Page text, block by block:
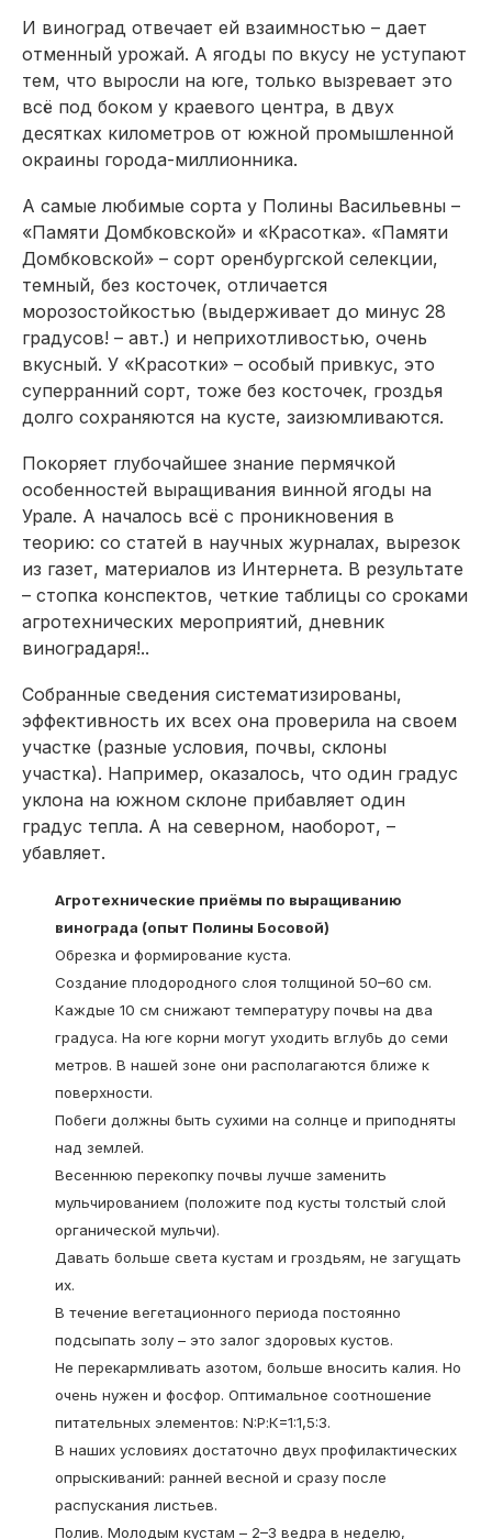
И виноград отвечает ей взаимностью – дает
отменный урожай. А ягоды по вкусу не уступают
тем, что выросли на юге, только вызревает это
всё под боком у краевого центра, в двух
десятках километров от южной промышленной
окраины города-миллионника.
А самые любимые сорта у Полины Васильевны –
«Памяти Домбковской» и «Красотка». «Памяти
Домбковской» – сорт оренбургской селекции,
темный, без косточек, отличается
морозостойкостью (выдерживает до минус 28
градусов! – авт.) и неприхотливостью, очень
вкусный. У «Красотки» – особый привкус, это
суперранний сорт, тоже без косточек, гроздья
долго сохраняются на кусте, заизюмливаются.
Покоряет глубочайшее знание пермячкой
особенностей выращивания винной ягоды на
Урале. А началось всё с проникновения в
теорию: со статей в научных журналах, вырезок
из газет, материалов из Интернета. В результате
– стопка конспектов, четкие таблицы со сроками
агротехнических мероприятий, дневник
виноградаря!..
Собранные сведения систематизированы,
эффективность их всех она проверила на своем
участке (разные условия, почвы, склоны
участка). Например, оказалось, что один градус
уклона на южном склоне прибавляет один
градус тепла. А на северном, наоборот, –
убавляет.
Агротехнические приёмы по выращиванию
винограда (опыт Полины Босовой)
Обрезка и формирование куста.
Создание плодородного слоя толщиной 50–60 см.
Каждые 10 см снижают температуру почвы на два
градуса. На юге корни могут уходить вглубь до семи
метров. В нашей зоне они располагаются ближе к
поверхности.
Побеги должны быть сухими на солнце и приподняты
над землей.
Весеннюю перекопку почвы лучше заменить
мульчированием (положите под кусты толстый слой
органической мульчи).
Давать больше света кустам и гроздьям, не загущать
их.
В течение вегетационного периода постоянно
подсыпать золу – это залог здоровых кустов.
Не перекармливать азотом, больше вносить калия. Но
очень нужен и фосфор. Оптимальное соотношение
питательных элементов: N:Р:К=1:1,5:3.
В наших условиях достаточно двух профилактических
опрыскиваний: ранней весной и сразу после
распускания листьев.
Полив. Молодым кустам – 2–3 ведра в неделю,